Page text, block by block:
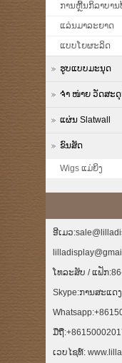
ການຫຼີ້ນກິລາບານ
ແລ່ນມາລະຍາດ
ແບບໂຍຜະລິດ
ຮູບແບບມະນຸດ
ຈຳ ໜ່າຍ ວັດສະ
ແຜ່ນ Slatwall
ຂົນສັດ
Wigs ແມ່ຍິງ
ອີເມວ
ໂທລະສັບ / ແຟັກ
Skype:ການສະແດ
ມືຖື
ເວບໄຊທ໌: